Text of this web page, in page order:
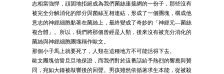
志相當強悍，頑固地拒絕成為我們菌絲連接網的一份子，那些沒有
被完全分解消化的部分與菌絲互相連結，形成了一個團塊，構成他
意志的神經細胞黏著在菌絲上，最終變成了奇妙的「神經元―菌絲
複合體」。所以，我們將那個曾經是人類，後來沒有被充分消化的
菌絲與神經細胞團塊稱作歐文。
那個小子馬上就要死了，人類在這種地方不可能活得下去。
歐文團塊信誓旦旦地保證，而我們對於這番話給予熱烈的響應與贊
同，宛如大鐘被敲響後的回聲。男孩雖然依循著求生本能，從被殺